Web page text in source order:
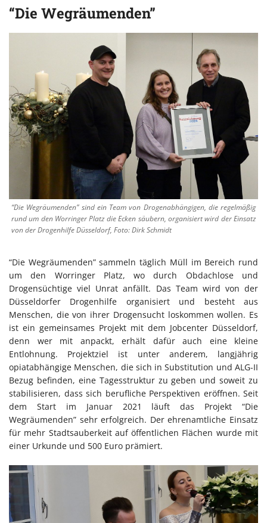
“Die Wegräumenden”
“Die Wegräumenden” sind ein Team von Drogenabhängigen, die regelmäßig
rund um den Worringer Platz die Ecken säubern, organisiert wird der Einsatz
von der Drogenhilfe Düsseldorf, Foto: Dirk Schmidt
“Die Wegräumenden” sammeln täglich Müll im Bereich rund
um den Worringer Platz, wo durch Obdachlose und
Drogensüchtige viel Unrat anfällt. Das Team wird von der
Düsseldorfer Drogenhilfe organisiert und besteht aus
Menschen, die von ihrer Drogensucht loskommen wollen. Es
ist ein gemeinsames Projekt mit dem Jobcenter Düsseldorf,
denn wer mit anpackt, erhält dafür auch eine kleine
Entlohnung. Projektziel ist unter anderem, langjährig
opiatabhängige Menschen, die sich in Substitution und ALG-II
Bezug befinden, eine Tagesstruktur zu geben und soweit zu
stabilisieren, dass sich berufliche Perspektiven eröffnen. Seit
dem Start im Januar 2021 läuft das Projekt “Die
Wegräumenden” sehr erfolgreich. Der ehrenamtliche Einsatz
für mehr Stadtsauberkeit auf öffentlichen Flächen wurde mit
einer Urkunde und 500 Euro prämiert.